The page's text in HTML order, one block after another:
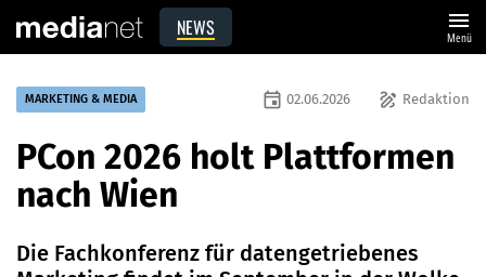
NEWS menu
Menü
MARKETING & MEDIA draw Redaktion
event 02.06.2026
PCon 2026 holt Plattformen
nach Wien
Die Fachkonferenz für datengetriebenes